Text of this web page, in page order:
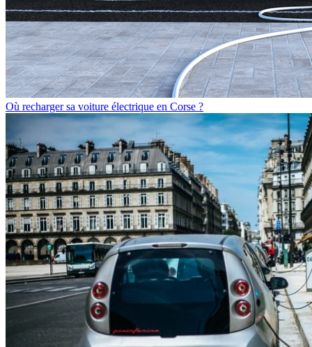
Où recharger sa voiture électrique en Corse ?